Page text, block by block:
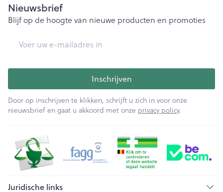
Nieuwsbrief
Blijf op de hoogte van nieuwe producten en promoties
Inschrijven
Door op inschrijven te klikken, schrijft u zich in voor onze
nieuwsbrief en gaat u akkoord met onze privacy policy.
Juridische links